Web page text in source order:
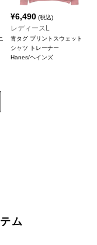
¥6,490 (税込)
レディースL
青タグ プリントスウェット
シャツ トレーナー
Hanes/ヘインズ
ム